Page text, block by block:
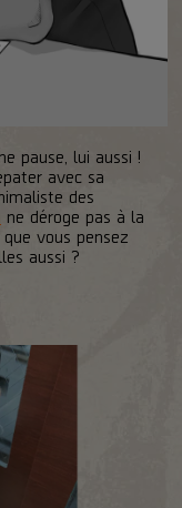
pause, lui aussi !
avec sa
des
ne déroge pas à la
vous pensez
aussi ?